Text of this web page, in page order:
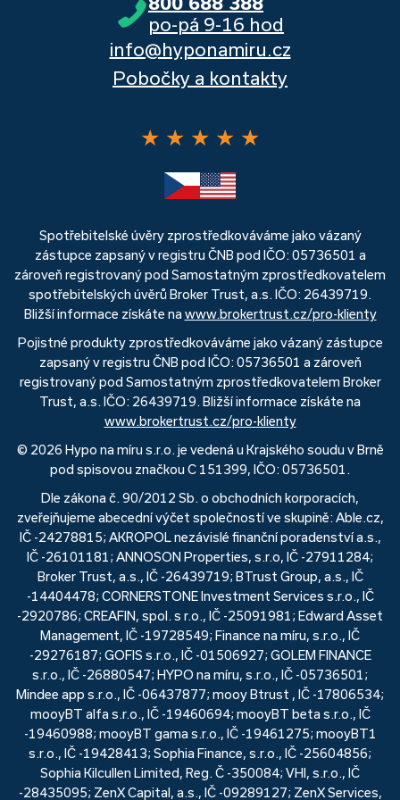
po-pá 9-16 hod
info@hyponamiru.cz
Pobočky a kontakty
★ ★ ★ ★ ★
Spotřebitelské úvěry zprostředkováváme jako vázaný
zástupce zapsaný v registru ČNB pod IČO: 05736501 a
zároveň registrovaný pod Samostatným zprostředkovatelem
spotřebitelských úvěrů Broker Trust, a.s. IČO: 26439719.
Bližší informace získáte na www.brokertrust.cz/pro-klienty
Pojistné produkty zprostředkováváme jako vázaný zástupce
zapsaný v registru ČNB pod IČO: 05736501 a zároveň
registrovaný pod Samostatným zprostředkovatelem Broker
Trust, a.s. IČO: 26439719. Bližší informace získáte na
www.brokertrust.cz/pro-klienty
© 2026 Hypo na míru s.r.o. je vedená u Krajského soudu v Brně
pod spisovou značkou C 151399, IČO: 05736501.
Dle zákona č. 90/2012 Sb. o obchodních korporacích,
zveřejňujeme abecední výčet společností ve skupině: Able.cz,
IČ -24278815; AKROPOL nezávislé finanční poradenství a.s.,
IČ -26101181; ANNOSON Properties, s.r.o, IČ -27911284;
Broker Trust, a.s., IČ -26439719; BTrust Group, a.s., IČ
-14404478; CORNERSTONE Investment Services s.r.o., IČ
-2920786; CREAFIN, spol. s r.o., IČ -25091981; Edward Asset
Management, IČ -19728549; Finance na míru, s.r.o., IČ
-29276187; GOFIS s.r.o., IČ -01506927; GOLEM FINANCE
s.r.o., IČ -26880547; HYPO na míru, s.r.o., IČ -05736501;
Mindee app s.r.o., IČ -06437877; mooy Btrust , IČ -17806534;
mooyBT alfa s.r.o., IČ -19460694; mooyBT beta s.r.o., IČ
-19460988; mooyBT gama s.r.o., IČ -19461275; mooyBT1
s.r.o., IČ -19428413; Sophia Finance, s.r.o., IČ -25604856;
Sophia Kilcullen Limited, Reg. Č -350084; VHI, s.r.o., IČ
-28435095; ZenX Capital, a.s., IČ -09289127; ZenX Services,